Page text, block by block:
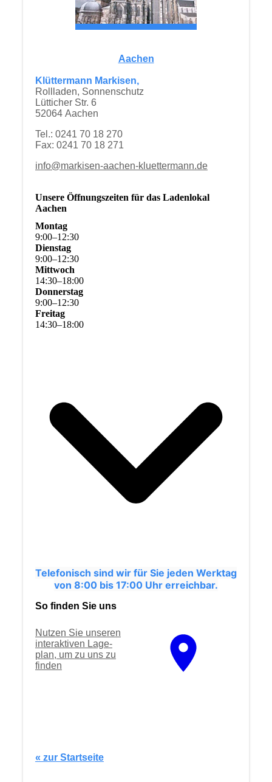
Aachen
Klüttermann Markisen,
Rollladen, Sonnenschutz
Lütticher Str. 6
52064 Aachen
Tel.: 0241 70 18 270
Fax: 0241 70 18 271
info@markisen-aachen-kluettermann.de
Unsere Öffnungszeiten für das Ladenlokal
Aachen
Montag
9:00–12:30
Dienstag
9:00–12:30
Mittwoch
14:30–18:00
Donnerstag
9:00–12:30
Freitag
14:30–18:00
Telefonisch sind wir für Sie jeden Werktag
von 8:00 bis 17:00 Uhr erreichbar.
So finden Sie uns
Nutzen Sie unseren
interaktiven La­ge­
plan, um zu uns zu
finden
« zur Startseite